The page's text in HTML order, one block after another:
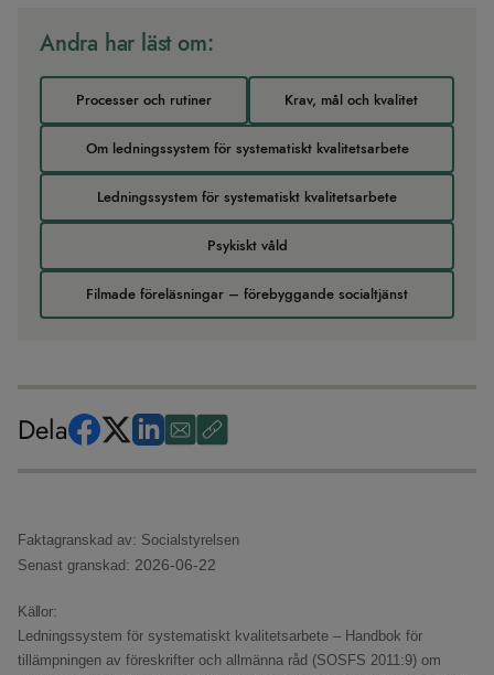
Andra har läst om:
Processer och rutiner Krav, mål och kvalitet
Om ledningssystem för systematiskt kvalitetsarbete
Ledningssystem för systematiskt kvalitetsarbete
Psykiskt våld
Filmade föreläsningar – förebyggande socialtjänst
Dela
Faktagranskad av: Socialstyrelsen
Senast granskad: 2026-06-22
Källor:
Ledningssystem för systematiskt kvalitetsarbete – Handbok för
tillämpningen av föreskrifter och allmänna råd (SOSFS 2011:9) om